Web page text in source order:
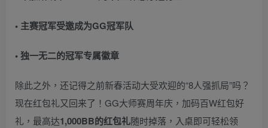
• 主赛冠军受邀成为GG冠军队
• 独一无二的冠军专属徽章
除此之外，还记得之前新春活动大受欢迎的“8人强抓局”吗？
现在红包礼又回来了！GG大师赛周年庆，加码百W红包好
礼，最高达1,000BB的红包礼随时掉落，入桌即可轻松领